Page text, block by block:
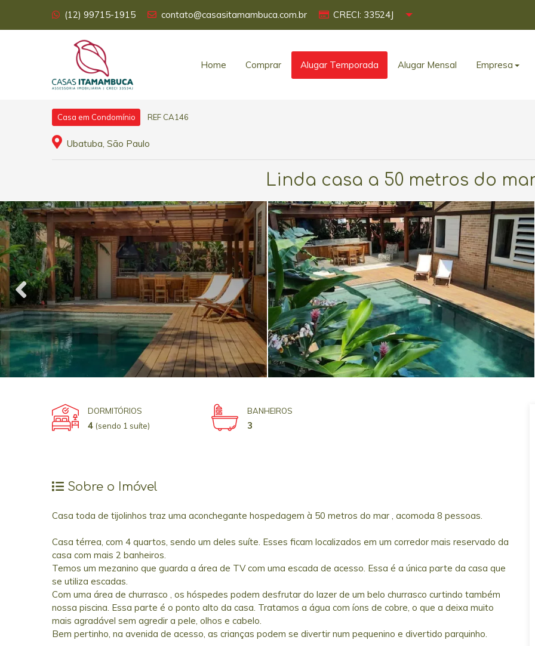
(12) 99715-1915 contato@casasitamambuca.com.br CRECI: 33524J
Home Comprar Alugar Temporada Alugar Mensal Empresa
Casa em Condomínio REF CA146
Ubatuba, São Paulo
Linda casa a 50 metros do
DORMITÓRIOS
4 (sendo 1 suíte)
BANHEIROS
3
Sobre o Imóvel
Casa toda de tijolinhos traz uma aconchegante hospedagem à 50 metros do mar , acomoda 8 pessoas.
Casa térrea, com 4 quartos, sendo um deles suíte. Esses ficam localizados em um corredor mais reservado da
casa com mais 2 banheiros.
Temos um mezanino que guarda a área de TV com uma escada de acesso. Essa é a única parte da casa que
se utiliza escadas.
Com uma área de churrasco , os hóspedes podem desfrutar do lazer de um belo churrasco curtindo também
nossa piscina. Essa parte é o ponto alto da casa. Tratamos a água com íons de cobre, o que a deixa muito
mais agradável sem agredir a pele, olhos e cabelo.
Bem pertinho, na avenida de acesso, as crianças podem se divertir num pequenino e divertido parquinho.